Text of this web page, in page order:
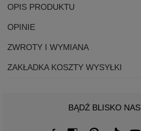
OPIS PRODUKTU
OPINIE
ZWROTY I WYMIANA
ZAKŁADKA KOSZTY WYSYŁKI
BĄDŹ BLISKO NAS